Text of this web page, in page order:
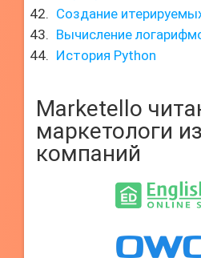
Создание
Вычисление
История Python
Marketello
маркетологи
компаний